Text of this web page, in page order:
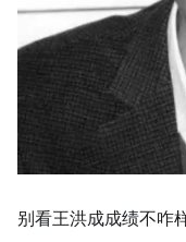
别看王洪成成绩不咋